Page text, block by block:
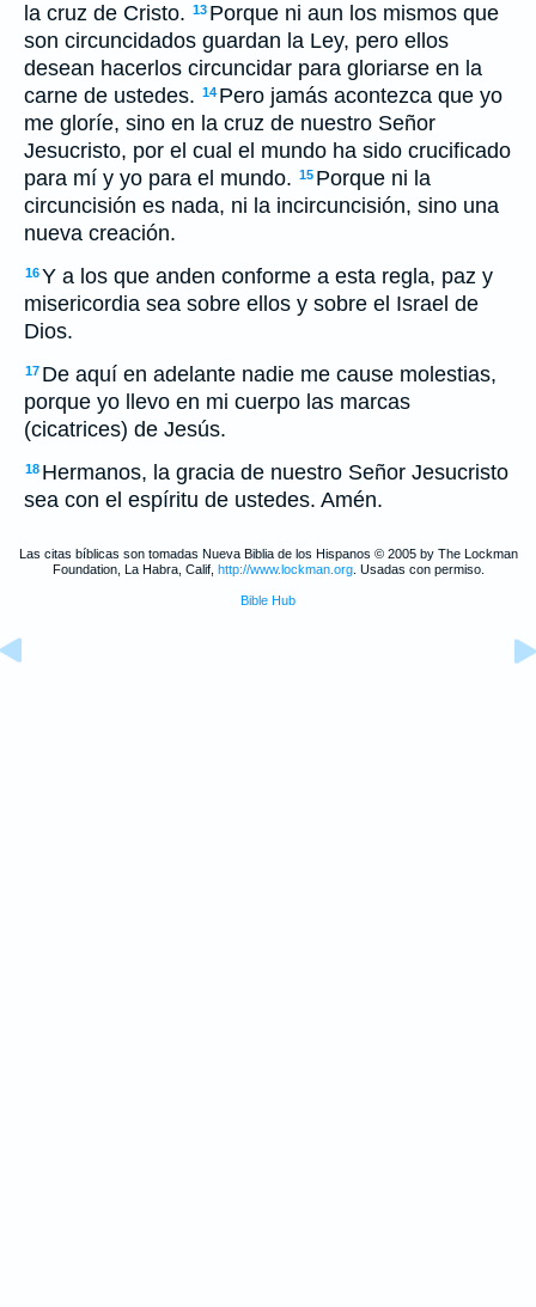
la cruz de Cristo. 13 Porque ni aun los mismos que
son circuncidados guardan la Ley, pero ellos
desean hacerlos circuncidar para gloriarse en la
carne de ustedes. 14 Pero jamás acontezca que yo
me gloríe, sino en la cruz de nuestro Señor
Jesucristo, por el cual el mundo ha sido crucificado
para mí y yo para el mundo. 15 Porque ni la
circuncisión es nada, ni la incircuncisión, sino una
nueva creación.
16Y a los que anden conforme a esta regla, paz y
misericordia sea sobre ellos y sobre el Israel de
Dios.
17 De aquí en adelante nadie me cause molestias,
porque yo llevo en mi cuerpo las marcas
(cicatrices) de Jesús.
18 Hermanos, la gracia de nuestro Señor Jesucristo
sea con el espíritu de ustedes. Amén.
Las citas bíblicas son tomadas Nueva Biblia de los Hispanos © 2005 by The Lockman
Foundation, La Habra, Calif, http://www.lockman.org. Usadas con permiso.
Bible Hub